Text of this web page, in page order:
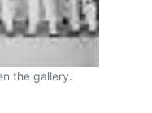
the gallery.